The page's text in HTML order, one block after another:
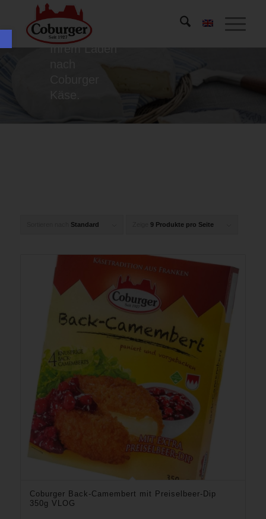
Werkzeugleiste öffnen
es natürlich
einfacher Sie
fragen in
Käse.
Standard 9 Produkte pro Seite
Coburger Back-Camembert mit Preiselbeer-Dip
350g VLOG